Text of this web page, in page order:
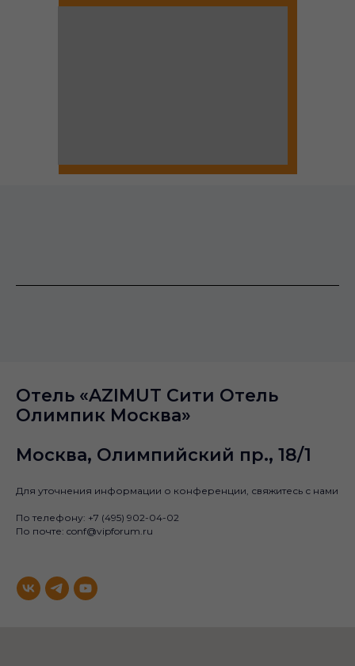
Отель «AZIMUT Сити Отель
Олимпик Москва»
Москва, Олимпийский пр., 18/1
Для уточнения информации о конференции, свяжитесь с нами
По телефону: +7 (495) 902-04-02
По почте: conf@vipforum.ru